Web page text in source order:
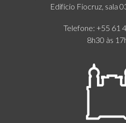
Edifício Fiocruz, sala
Telefone: +55 61
8h30 às